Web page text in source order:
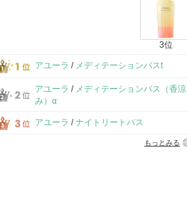
3位
アユーラ / メディテーションバスt
アユーラ / メディテーションバス（香涼
み）α
アユーラ /ナイトリートバス
もっとみる